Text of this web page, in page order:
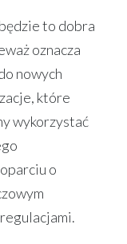
to dobra
oznacza
nowych
które
wykorzystać
o